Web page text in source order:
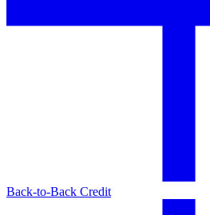
Back-to-Back Credit